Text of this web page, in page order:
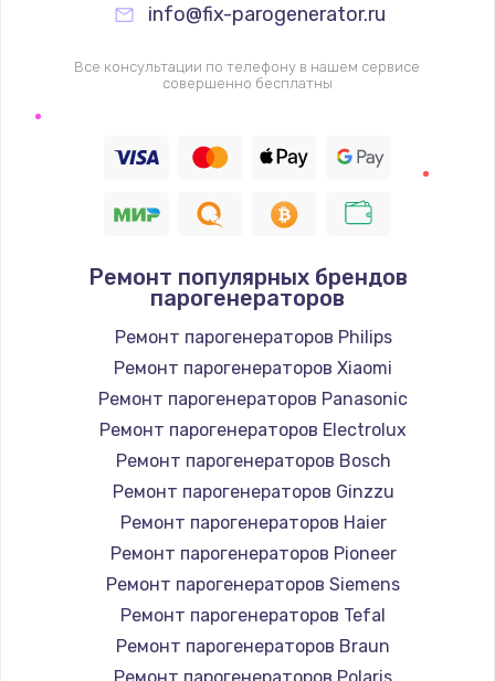
info@fix-parogenerator.ru
Все консультации по телефону в нашем сервисе
совершенно бесплатны
Ремонт популярных брендов
парогенераторов
Ремонт парогенераторов Philips
Ремонт парогенераторов Xiaomi
Ремонт парогенераторов Panasonic
Ремонт парогенераторов Electrolux
Ремонт парогенераторов Bosch
Ремонт парогенераторов Ginzzu
Ремонт парогенераторов Haier
Ремонт парогенераторов Pioneer
Ремонт парогенераторов Siemens
Ремонт парогенераторов Tefal
Ремонт парогенераторов Braun